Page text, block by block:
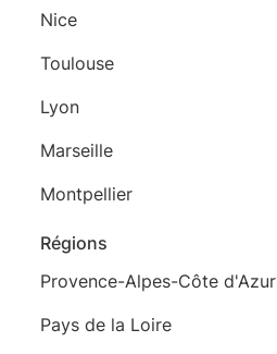
Nice
Toulouse
Lyon
Marseille
Montpellier
Régions
Provence-Alpes-Côte d'Azur
Pays de la Loire